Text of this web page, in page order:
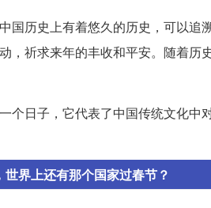
国历史上有着悠久的历史，可以
，祈求来年的丰收和平安。随着
个日子，它代表了中国传统文化
世界上还有那个国家过春节？